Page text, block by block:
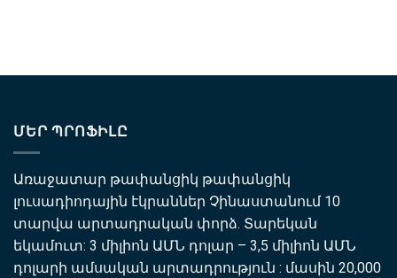
ՄԵՐ ՊՐՈՖԻԼԸ
Առաջատար թափանցիկ թափանցիկ
լուսադիոդային էկրաններ Չինաստանում 10
տարվա արտադրական փորձ. Տարեկան
եկամուտ: 3 միլիոն ԱՄՆ դոլար – 3,5 միլիոն ԱՄՆ
դոլարի ամսական արտադրություն : մասին 20,000